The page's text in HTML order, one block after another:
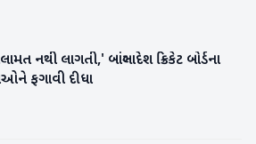
નથી લાગતી,' બાંગ્લાદેશ ક્રિકેટ બોર્ડના
ફગાવી દીધા